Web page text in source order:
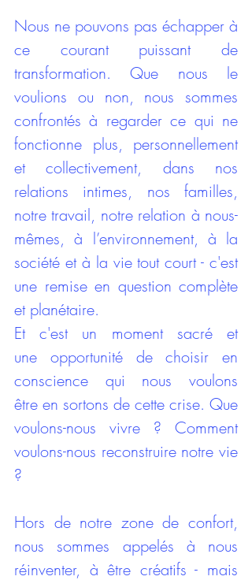
Nous ne pouvons pas échapper à
ce courant puissant de
transformation. Que nous le
voulions ou non, nous sommes
confrontés à regarder ce qui ne
fonctionne plus, personnellement
et collectivement, dans nos
relations intimes, nos familles,
notre travail, notre relation à nous-
mêmes, à l’environnement, à la
société et à la vie tout court - c'est
une remise en question complète
et planétaire.
Et c'est un moment sacré et
une opportunité de choisir en
conscience qui nous voulons
être en sortons de cette crise. Que
voulons-nous vivre ? Comment
voulons-nous reconstruire notre vie
?
Hors de notre zone de confort,
nous sommes appelés à nous
réinventer, à être créatifs - mais